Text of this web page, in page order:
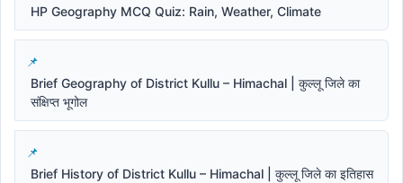
HP Geography MCQ Quiz: Rain, Weather, Climate
Brief Geography of District Kullu – Himachal | कुल्लू जिले का
संक्षिप्त भूगोल
Brief History of District Kullu – Himachal | कुल्लू जिले का इतिहास